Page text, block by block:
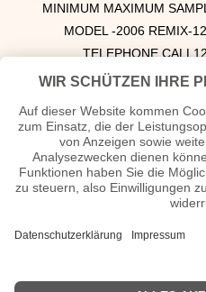
MINIMUM MAXIMUM
MODEL -2006 REMIX-
TELEPHONE
TOUR DE FRANCE
TRANS EUROPE
TRANS-EUROPE
EXPO MIXES -9TR-2-
Kraftwerk
MINIMUM
MINIMUM MAXIMUM